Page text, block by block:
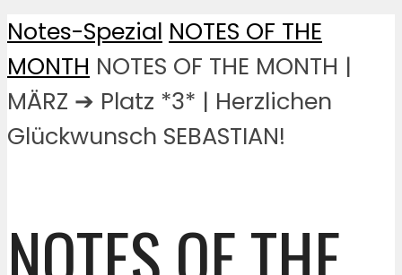
Notes-Spezial NOTES OF THE
MONTH NOTES OF THE MONTH |
MÄRZ ➔ Platz *3* | Herzlichen
Glückwunsch SEBASTIAN!
NOTES OF THE